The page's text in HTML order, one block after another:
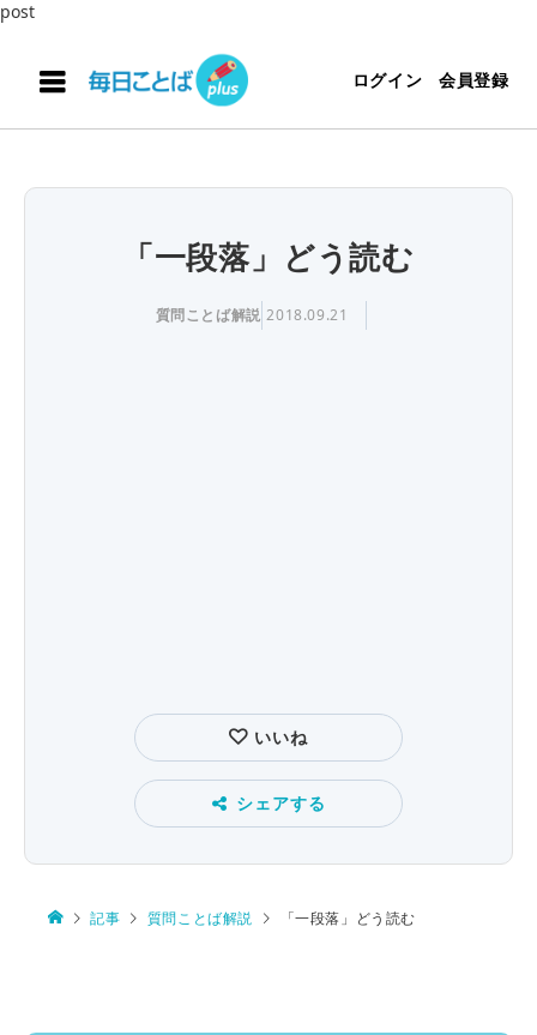
post
ログイン 会員登録
「一段落」どう読む
質問ことば解説 2018.09.21
いいね
シェアする
記事 質問ことば解説 「一段落」どう読む